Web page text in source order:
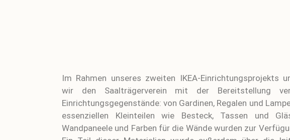
Im Rahmen unseres zweiten IKEA-Einrichtungsprojekts
wir den Saalträgerverein mit der Bereitstellung
Einrichtungsgegenstände: von Gardinen, Regalen und
essenziellen Kleinteilen wie Besteck, Tassen und
Wandpaneele und Farben für die Wände wurden zur